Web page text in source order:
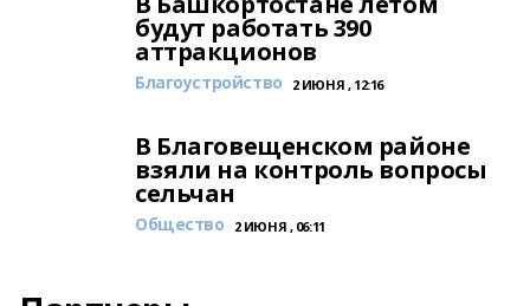
будут работать 390
аттракционов
Благоустройство 2 ИЮНЯ , 12:16
В Благовещенском районе
взяли на контроль вопросы
сельчан
Общество 2 ИЮНЯ , 06:11